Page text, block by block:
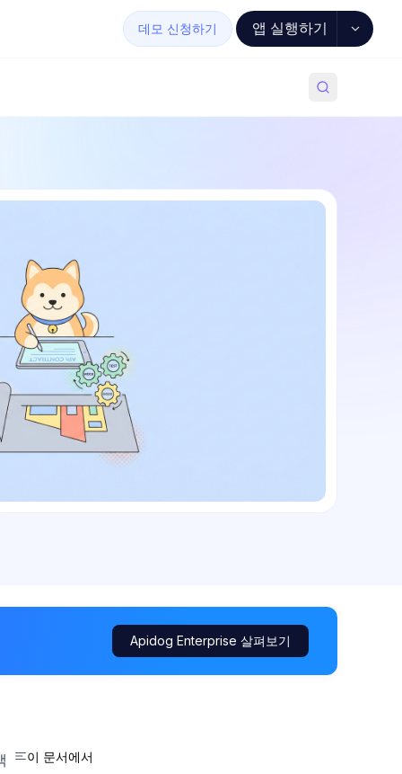
데모 신청하기 앱 실행하기
Apidog Enterprise 살펴보기
이 문서에서